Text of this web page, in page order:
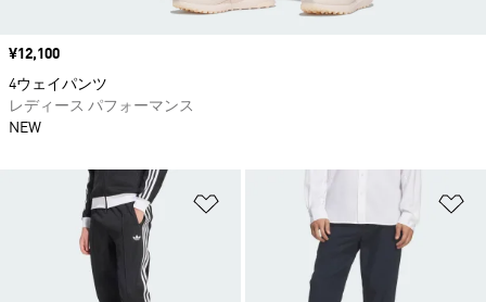
ほしいものリストに追加
価格
¥12,100
4ウェイパンツ
レディース パフォーマンス
NEW